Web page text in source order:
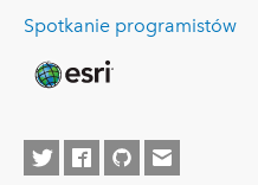
Spotkanie programistów